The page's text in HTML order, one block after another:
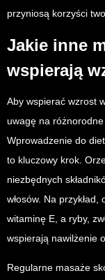
przyniosą korzyści
Jakie inne
wspierają
Aby wspierać wzrost
uwagę na różnorodne
Wprowadzenie do
to kluczowy krok.
niezbędnych
włosów. Na
witaminę E, a ryby,
wspierają nawilżenie
Regularne masaże